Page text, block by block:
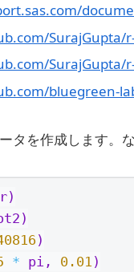
SurajGupta/
SurajGupta/
bluegreen-
タを作成します。な
)
* pi, 0.01 )